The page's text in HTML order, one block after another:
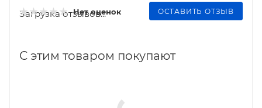
Нет оценок ОСТАВИТЬ ОТЗЫВ
Загрузка отзывов...
С этим товаром покупают